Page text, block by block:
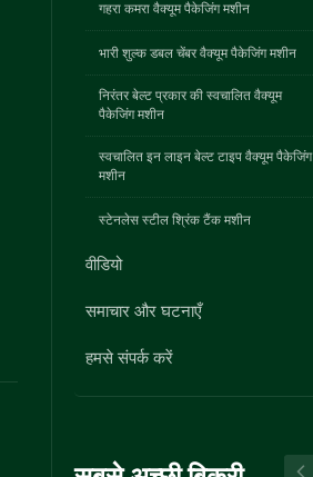
गहरा कमरा वैक्यूम पैकेजिंग मशीन
भारी शुल्क डबल चेंबर वैक्यूम पैकेजिंग मशीन
निरंतर बेल्ट प्रकार की स्वचालित वैक्यूम
पैकेजिंग मशीन
स्वचालित इन लाइन बेल्ट टाइप वैक्यूम पैकेजिंग
मशीन
स्टेनलेस स्टील श्रिंक टैंक मशीन
वीडियो
समाचार और घटनाएँ
हमसे संपर्क करें